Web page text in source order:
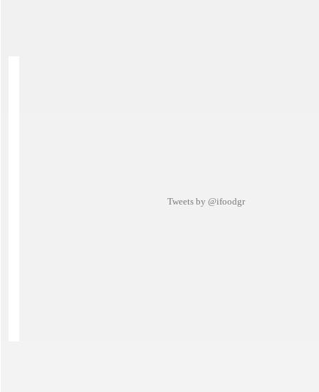
Tweets by @ifoodgr